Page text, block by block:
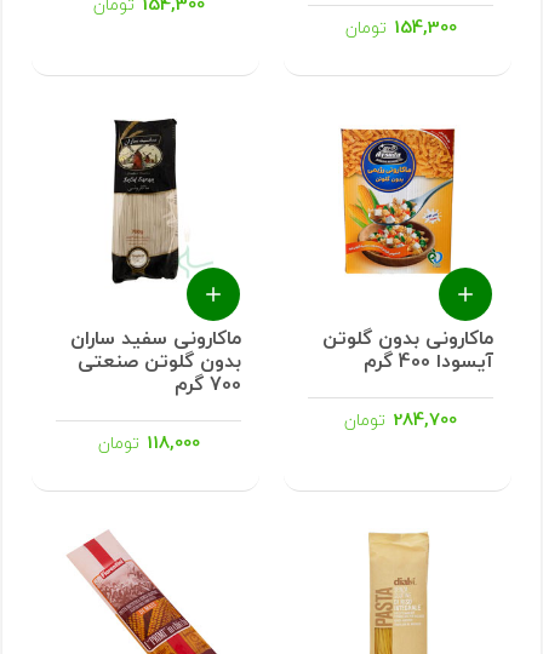
154,300 تومان
ماکارونی بدون گلوتن
آیسودا 400 گرم
284,700 تومان
ماکارونی سفید ساران
بدون گلوتن صنعتی
700 گرم
118,000 تومان